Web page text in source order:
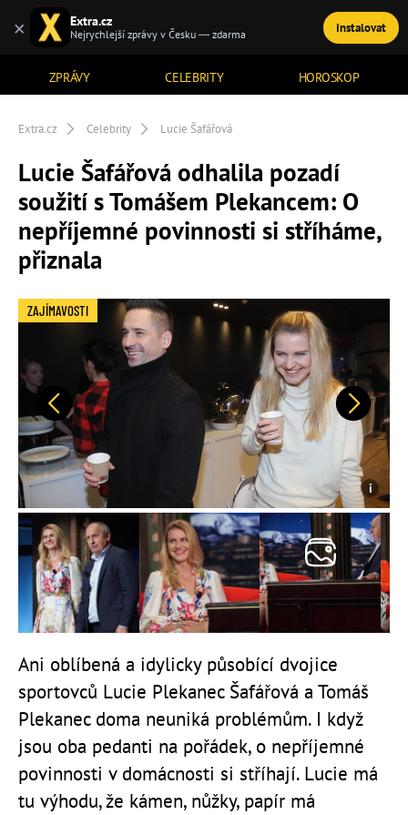
ZPRÁVY CELEBRITY HOROSKOP
TÉMATA
Extra.cz Celebrity Lucie Šafářová
Lucie Šafářová odhalila pozadí
soužití s Tomášem Plekancem: O
nepříjemné povinnosti si stříháme,
přiznala
Předchozí Další
ZAJÍMAVOSTI
Ani oblíbená a idylicky působící dvojice
sportovců Lucie Plekanec Šafářová a Tomáš
Plekanec doma neuniká problémům. I když
jsou oba pedanti na pořádek, o nepříjemné
povinnosti v domácnosti si stříhají. Lucie má
tu výhodu, že kámen, nůžky, papír má
× Extra.cz
Nejrychlejší zprávy v Česku — zdarma Instalovat